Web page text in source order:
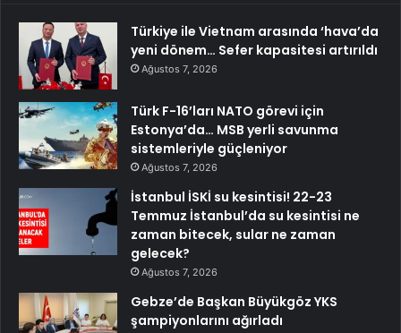
Türkiye ile Vietnam arasında ‘hava’da
yeni dönem… Sefer kapasitesi artırıldı
Ağustos 7, 2026
Türk F-16’ları NATO görevi için
Estonya’da… MSB yerli savunma
sistemleriyle güçleniyor
Ağustos 7, 2026
İstanbul İSKİ su kesintisi! 22-23
Temmuz İstanbul’da su kesintisi ne
zaman bitecek, sular ne zaman
gelecek?
Ağustos 7, 2026
Gebze’de Başkan Büyükgöz YKS
şampiyonlarını ağırladı